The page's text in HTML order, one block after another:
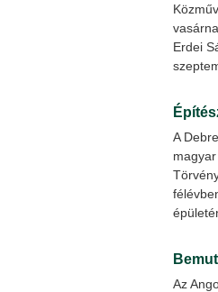
Erdei
A
Az